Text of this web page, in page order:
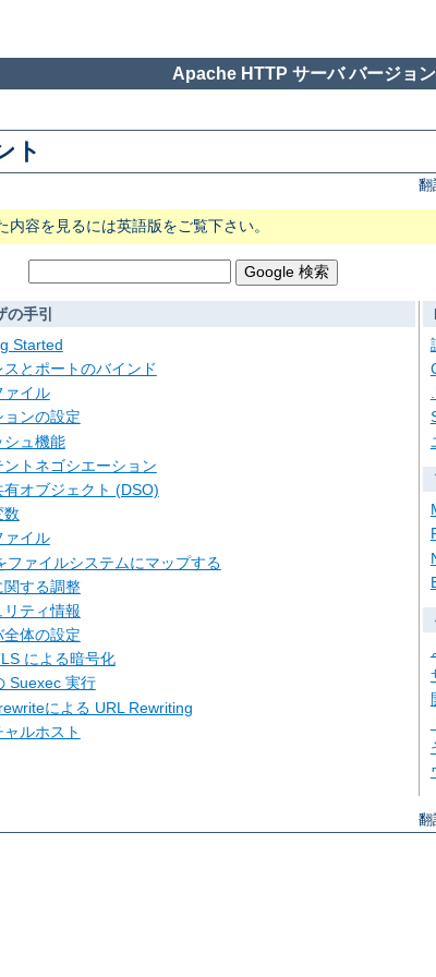
Apache HTTP サーバ バージョ
ト
翻
容を見るには英語版をご覧下さい。
の手引
Started
スとポートのバインド
ァイル
ョンの設定
シュ機能
ントネゴシエーション
有オブジェクト (DSO)
数
ァイル
ファイルシステムにマップする
関する調整
リティ情報
全体の設定
による暗号化
Suexec 実行
による URL Rewriting
ルホスト
翻